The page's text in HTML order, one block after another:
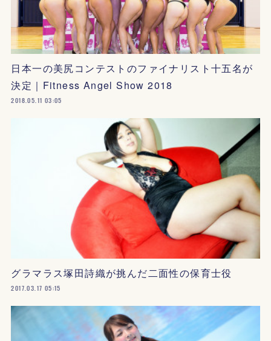
日本一の美尻コンテストのファイナリスト十五名が
決定｜Fitness Angel Show 2018
2018.05.11 03:05
グラマラス塚田詩織が挑んだ二面性の保育士役
2017.03.17 05:15